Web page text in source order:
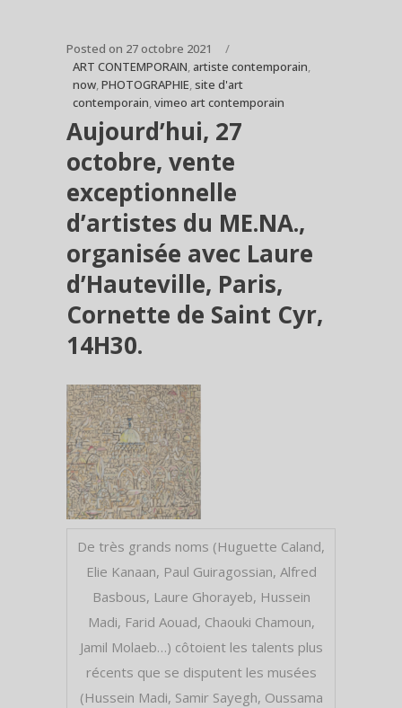
Posted on 27 octobre 2021
ART CONTEMPORAIN, artiste contemporain,
now,PHOTOGRAPHIE,site d'art
contemporain,vimeo art contemporain
Aujourd’hui, 27
octobre, vente
exceptionnelle
d’artistes du ME.NA.,
organisée avec Laure
d’Hauteville, Paris,
Cornette de Saint Cyr,
14H30.
De très grands noms (Huguette Caland,
Elie Kanaan, Paul Guiragossian, Alfred
Basbous, Laure Ghorayeb, Hussein
Madi, Farid Aouad, Chaouki Chamoun,
Jamil Molaeb…) côtoient les talents plus
récents que se disputent les musées
(Hussein Madi, Samir Sayegh, Oussama